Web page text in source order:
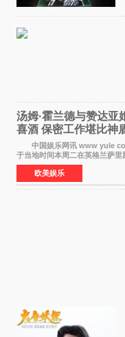
汤姆·霍兰德与赞达亚
喜酒 保密工作堪比神
中国娱乐网讯 www yule
于当地时间本周二在英格兰萨
顿）举办婚宴，邀请家人与朋友
欧美娱乐